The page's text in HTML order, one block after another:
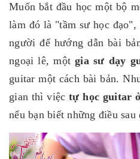
Muốn bắt đầu học một bộ
làm đó là "tầm sư học
người để hướng dẫn bài
ngoại lê, mộtgia sư dạy
guitar một cách bài bản.
gian thì việctự học guitar
nếu bạn biết những điều sau